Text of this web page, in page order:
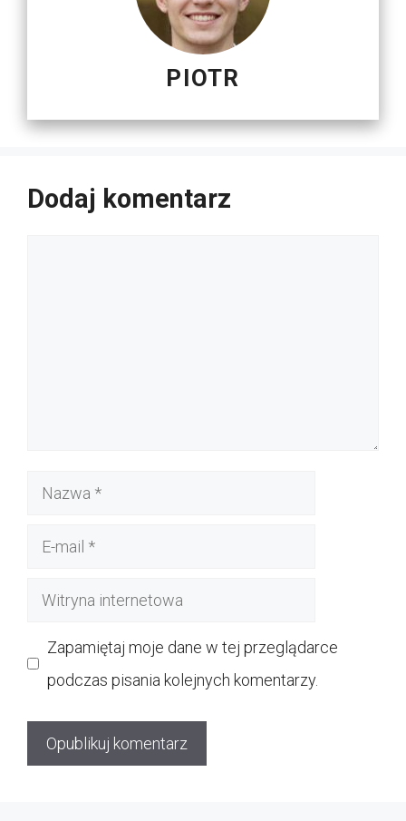
PIOTR
Dodaj komentarz
Nazwa
Witryna
Zapamiętaj moje dane w tej przeglądarce
podczas pisania kolejnych komentarzy.